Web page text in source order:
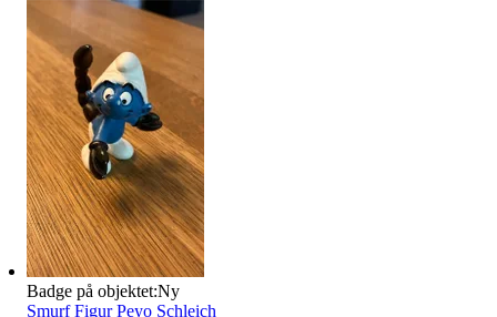
Badge på objektet:Ny
Smurf Figur Peyo Schleich